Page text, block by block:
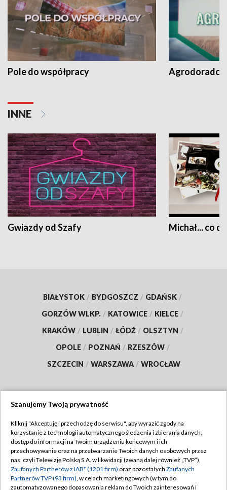
Pole do współpracy Agrodoradcy
INNE
Gwiazdy od Szafy Michał... co
BIAŁYSTOK / BYDGOSZCZ / GDAŃSK /
GORZÓW WLKP. / KATOWICE / KIELCE /
KRAKÓW / LUBLIN / ŁÓDŹ / OLSZTYN /
OPOLE / POZNAŃ / RZESZÓW /
SZCZECIN / WARSZAWA / WROCŁAW
TVP
Abonament TVP
Emisja w TVP
Centrum informacji TVP
Regulamin TVP
Polityka prywatności
Moje zgody
Szanujemy Twoją prywatność
Kliknij "Akceptuję i przechodzę do serwisu", aby wyrazić zgody na
korzystanie z technologii automatycznego śledzenia i zbierania danych,
dostęp do informacji na Twoim urządzeniu końcowym i ich
przechowywanie oraz na przetwarzanie Twoich danych osobowych przez
nas, czyli Telewizję Polską S.A. w likwidacji (zwaną dalej również „TVP”),
Zaufanych Partnerów z IAB* (1201 firm) oraz pozostałych Zaufanych
Partnerów TVP (93 firm), w celach marketingowych (w tym do
zautomatyzowanego dopasowania reklam do Twoich zainteresowań i